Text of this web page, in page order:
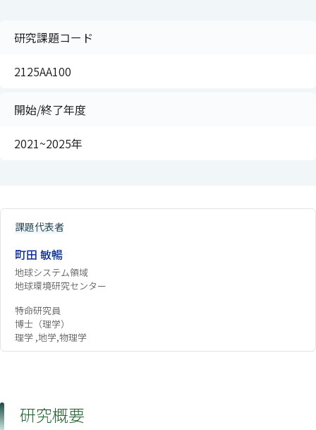
研究課題コード
2125AA100
開始/終了年度
2021~2025年
課題代表者
町田 敏暢
地球システム領域
地球環境研究センター
特命研究員
博士（理学）
理学 ,地学,物理学
研究概要